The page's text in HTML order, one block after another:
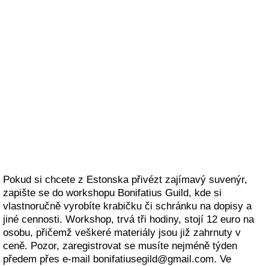
Pokud si chcete z Estonska přivézt zajímavý suvenýr,
zapište se do workshopu Bonifatius Guild, kde si
vlastnoručně vyrobíte krabičku či schránku na dopisy a
jiné cennosti. Workshop, trvá tři hodiny, stojí 12 euro na
osobu, přičemž veškeré materiály jsou již zahrnuty v
ceně. Pozor, zaregistrovat se musíte nejméně týden
předem přes e-mail bonifatiusegild@gmail.com. Ve